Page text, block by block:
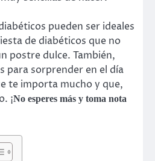
pueden ser ideales
de diabéticos que no
postre dulce. También,
para sorprender en el día
te importa mucho y que,
¡No esperes más y toma nota